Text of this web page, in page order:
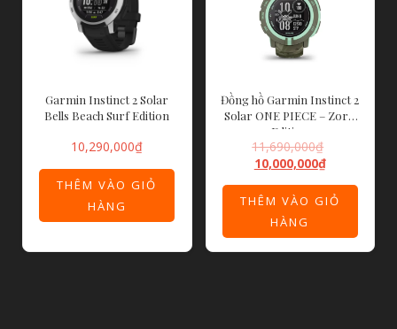
Garmin Instinct 2 Solar
Bells Beach Surf Edition
10,290,000₫
THÊM VÀO GIỎ
HÀNG
Đồng hồ Garmin Instinct 2
Solar ONE PIECE – Zoro
Edition
11,690,000₫
10,000,000₫
THÊM VÀO GIỎ
HÀNG